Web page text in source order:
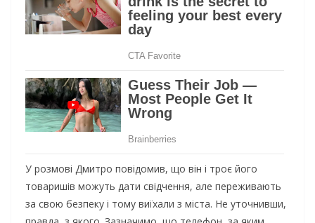
У розмові Дмитро повідомив, що він і троє його
товаришів можуть дати свідчення, але переживають
за свою безпеку і тому виїхали з міста. Не уточнивши,